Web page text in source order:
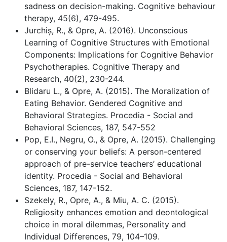
sadness on decision-making. Cognitive behaviour
therapy, 45(6), 479-495.
Jurchiș, R., & Opre, A. (2016). Unconscious
Learning of Cognitive Structures with Emotional
Components: Implications for Cognitive Behavior
Psychotherapies. Cognitive Therapy and
Research, 40(2), 230-244.
Blidaru L., & Opre, A. (2015). The Moralization of
Eating Behavior. Gendered Cognitive and
Behavioral Strategies. Procedia - Social and
Behavioral Sciences, 187, 547-552
Pop, E.I., Negru, O., & Opre, A. (2015). Challenging
or conserving your beliefs: A person-centered
approach of pre-service teachers’ educational
identity. Procedia - Social and Behavioral
Sciences, 187, 147-152.
Szekely, R., Opre, A., & Miu, A. C. (2015).
Religiosity enhances emotion and deontological
choice in moral dilemmas, Personality and
Individual Differences, 79, 104–109.